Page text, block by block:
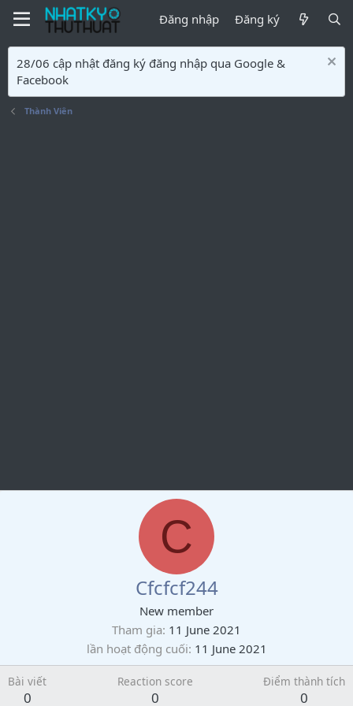
Đăng nhập Đăng ký
28/06 cập nhật đăng ký đăng nhập qua Google &
Facebook
Thành Viên
C
Cfcfcf244
New member
Tham gia 11 June 2021
lần hoạt động cuối 11 June 2021
Bài viết
0
Reaction score
0
Điểm thành tích
0